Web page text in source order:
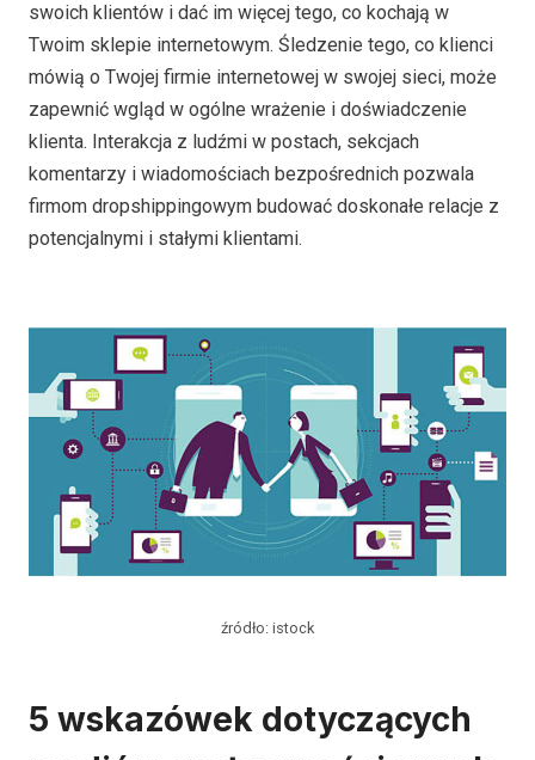
swoich klientów i dać im więcej tego, co kochają w
Twoim sklepie internetowym. Śledzenie tego, co klienci
mówią o Twojej firmie internetowej w swojej sieci, może
zapewnić wgląd w ogólne wrażenie i doświadczenie
klienta. Interakcja z ludźmi w postach, sekcjach
komentarzy i wiadomościach bezpośrednich pozwala
firmom dropshippingowym budować doskonałe relacje z
potencjalnymi i stałymi klientami.
źródło: istock
5 wskazówek dotyczących